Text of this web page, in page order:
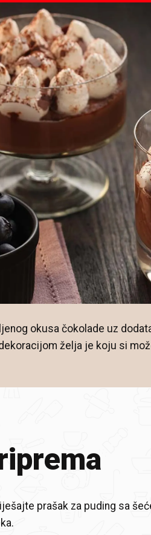
okusa čokolade uz
želja je koju si
prašak za puding sa